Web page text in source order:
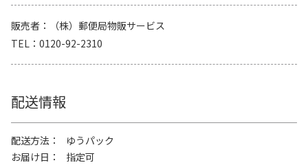
販売者
（株）郵便局物販サービス
TEL
0120-92-2310
配送情報
配送方法
ゆうパック
お届け日
指定可